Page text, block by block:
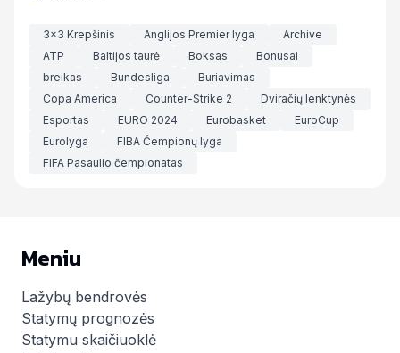
3x3 Krepšinis Anglijos Premier lyga
Archive
ATP
Baltijos taurė Boksas
Bonusai
breikas
Bundesliga
Buriavimas
Copa America
Counter-Strike 2
Dviračių lenktynės
Esportas
EURO 2024 Eurobasket
EuroCup
Eurolyga
FIBA Čempionų lyga
FIFA Pasaulio čempionatas
Meniu
Lažybų bendrovės
Statymų prognozės
Statymu skaičiuoklė